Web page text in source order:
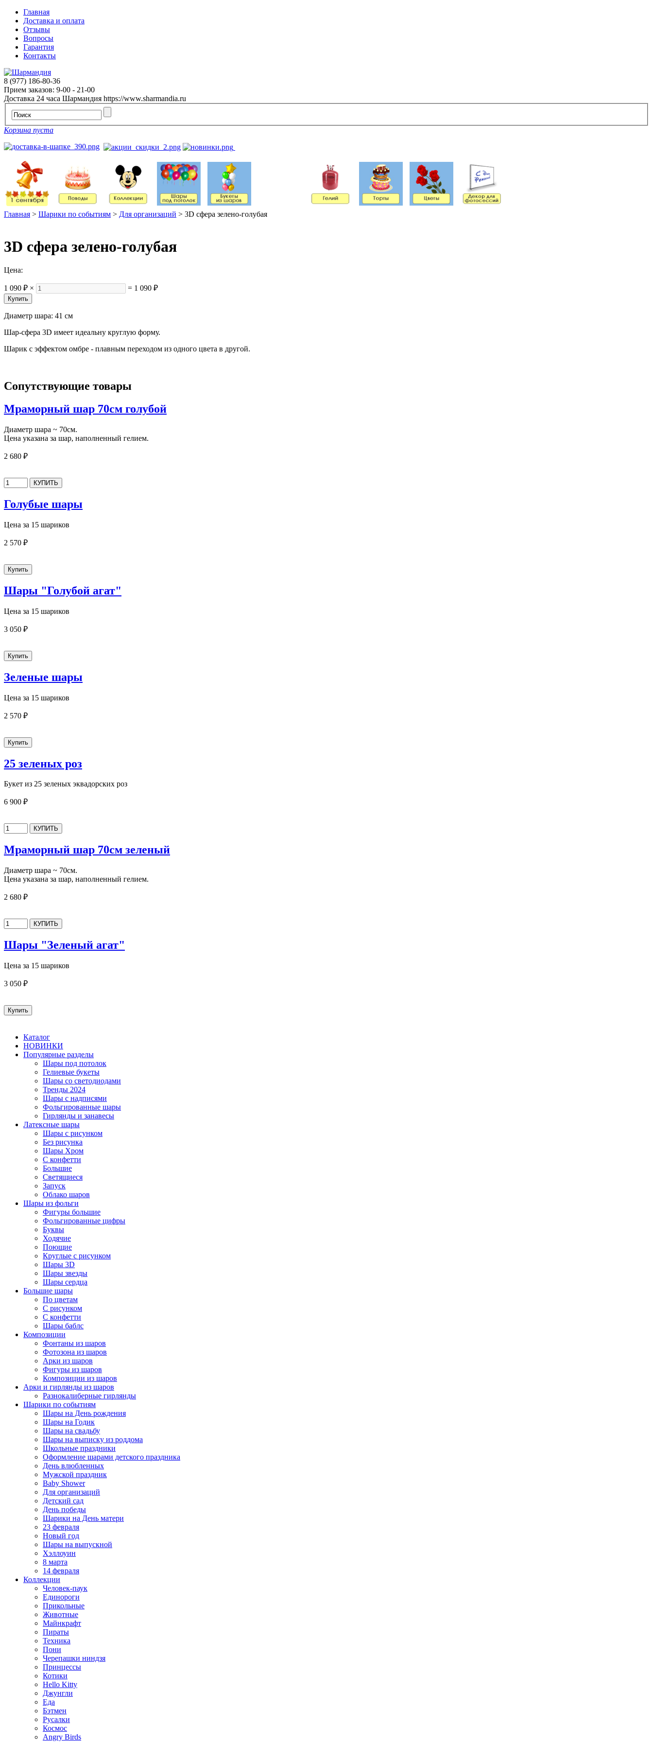
Главная
Доставка и оплата
Отзывы
Вопросы
Гарантия
Контакты
8 (977) 186-80-36
Прием заказов: 9-00 - 21-00
Доставка 24 часа Шармандия https://www.sharmandia.ru
Корзина пуста
Главная > Шарики по событиям > Для организаций > 3D сфера зелено-голубая
3D сфера зелено-голубая
Цена:
1 090 ₽ × = 1 090 ₽
Диаметр шара: 41 см
Шар-сфера 3D имеет идеальну круглую форму.
Шарик с эффектом омбре - плавным переходом из одного цвета в другой.
Сопутствующие товары
Мраморный шар 70см голубой
Диаметр шара ~ 70см.
Цена указана за шар, наполненный гелием.
2 680 ₽
Голубые шары
Цена за 15 шариков
2 570 ₽
Шары "Голубой агат"
Цена за 15 шариков
3 050 ₽
Зеленые шары
Цена за 15 шариков
2 570 ₽
25 зеленых роз
Букет из 25 зеленых эквадорских роз
6 900 ₽
Мраморный шар 70см зеленый
Диаметр шара ~ 70см.
Цена указана за шар, наполненный гелием.
2 680 ₽
Шары "Зеленый агат"
Цена за 15 шариков
3 050 ₽
Каталог
НОВИНКИ
Популярные разделы
Шары под потолок
Гелиевые букеты
Шары со светодиодами
Тренды 2024
Шары с надписями
Фольгированные шары
Гирлянды и занавесы
Латексные шары
Шары с рисунком
Без рисунка
Шары Хром
C конфетти
Большие
Светящиеся
Запуск
Облако шаров
Шары из фольги
Фигуры большие
Фольгированные цифры
Буквы
Ходячие
Поющие
Круглые с рисунком
Шары 3D
Шары звезды
Шары сердца
Большие шары
По цветам
С рисунком
С конфетти
Шары баблс
Композиции
Фонтаны из шаров
Фотозона из шаров
Арки из шаров
Фигуры из шаров
Композиции из шаров
Арки и гирлянды из шаров
Разнокалиберные гирлянды
Шарики по событиям
Шары на День рождения
Шары на Годик
Шары на свадьбу
Шары на выписку из роддома
Школьные праздники
Оформление шарами детского праздника
День влюбленных
Мужской праздник
Baby Shower
Для организаций
Детский сад
День победы
Шарики на День матери
23 февраля
Новый год
Шары на выпускной
Хэллоуин
8 марта
14 февраля
Коллекции
Человек-паук
Единороги
Прикольные
Животные
Майнкрафт
Пираты
Техника
Пони
Черепашки ниндзя
Принцессы
Котики
Hello Kitty
Джунгли
Еда
Бэтмен
Русалки
Космос
Angry Birds